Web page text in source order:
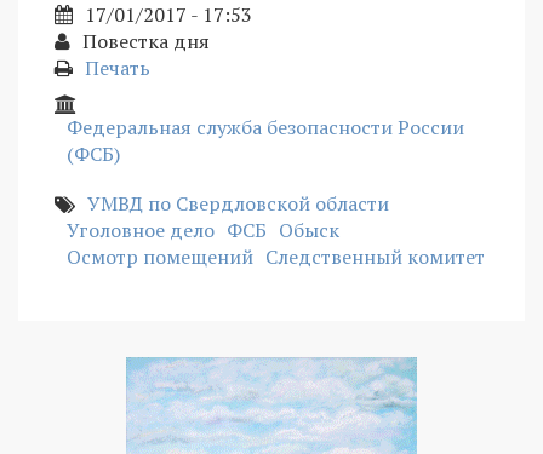
17/01/2017 - 17:53
Повестка дня
Печать
Федеральная служба безопасности России
(ФСБ)
УМВД по Свердловской области
Уголовное дело ФСБ Обыск
Осмотр помещений Следственный комитет